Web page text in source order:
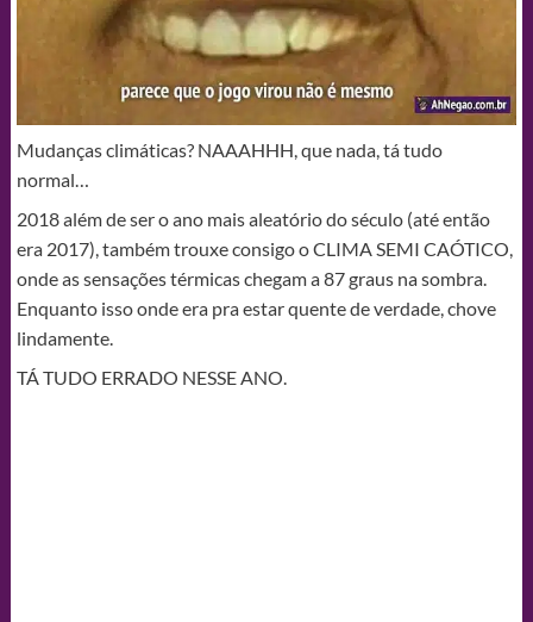
Mudanças climáticas? NAAAHHH, que nada, tá tudo
normal…
2018 além de ser o ano mais aleatório do século (até então
era 2017), também trouxe consigo o CLIMA SEMI CAÓTICO,
onde as sensações térmicas chegam a 87 graus na sombra.
Enquanto isso onde era pra estar quente de verdade, chove
lindamente.
TÁ TUDO ERRADO NESSE ANO.